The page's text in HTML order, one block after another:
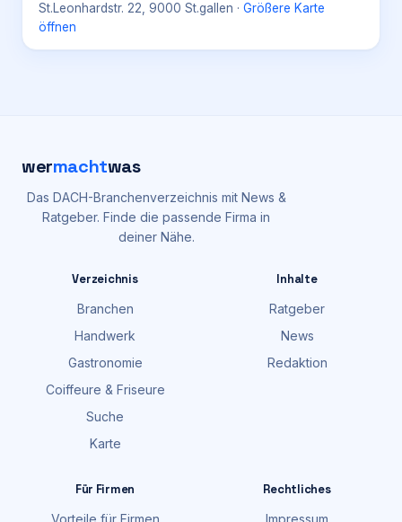
St.Leonhardstr. 22, 9000 St.gallen · Größere Karte
öffnen
wermachtwas
Das DACH-Branchenverzeichnis mit News &
Ratgeber. Finde die passende Firma in
deiner Nähe.
Verzeichnis
Branchen
Handwerk
Gastronomie
Coiffeure & Friseure
Suche
Karte
Inhalte
Ratgeber
News
Redaktion
Für Firmen
Vorteile für Firmen
Rechtliches
Impressum